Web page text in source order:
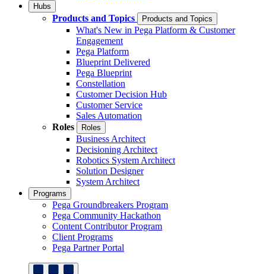
Hubs
Products and Topics Products and Topics
What's New in Pega Platform & Customer
Engagement
Pega Platform
Blueprint Delivered
Pega Blueprint
Constellation
Customer Decision Hub
Customer Service
Sales Automation
Roles
Roles
Business Architect
Decisioning Architect
Robotics System Architect
Solution Designer
System Architect
Programs
Pega Groundbreakers Program
Pega Community Hackathon
Content Contributor Program
Client Programs
Pega Partner Portal